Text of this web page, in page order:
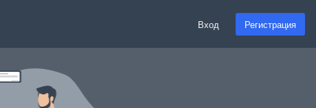
Вход Регистрация